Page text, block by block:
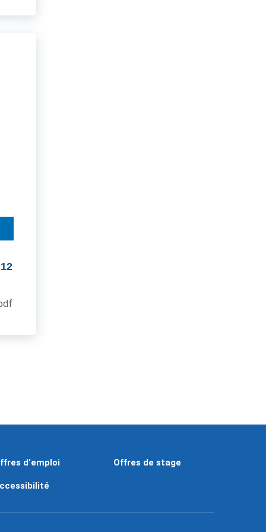
d'emploi Offres de stage